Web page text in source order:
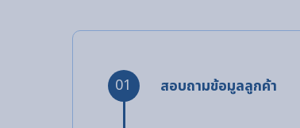
01 สอบถามข้อมูลลูกค้า